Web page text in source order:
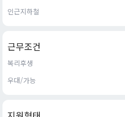
인근지하철
근무조건
복리후생
우대/가능